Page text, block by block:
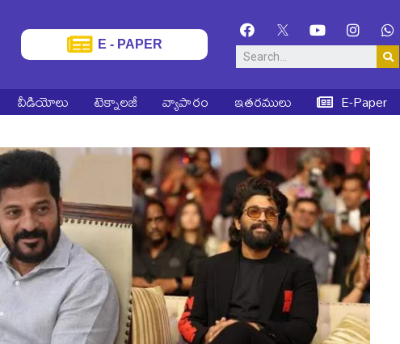
E - PAPER
వీడియోలు టెక్నాలజీ వ్యాపారం ఇతరములు E-Paper